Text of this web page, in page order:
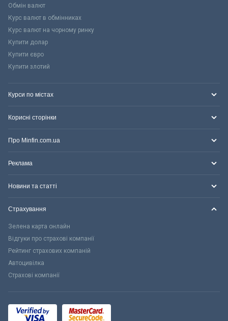
Обмін валют
Курс валют в обмінниках
Курс валют на чорному ринку
Купити долар
Купити євро
Купити злотий
Курси по містах
Корисні сторінки
Про Minfin.com.ua
Реклама
Новини та статті
Страхування
Зелена карта онлайн
Відгуки про страхові компанії
Рейтинг страхових компаній
Автоцивілка
Страхові компанії